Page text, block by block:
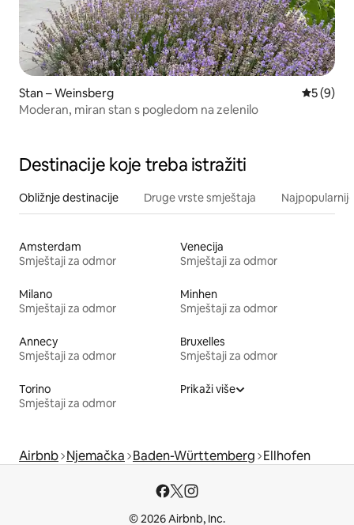
Stan – Weinsberg
5 (9)
Moderan, miran stan s pogledom na zelenilo
Destinacije koje treba istražiti
Obližnje destinacije Druge vrste smještaja
Amsterdam
Smještaji za odmor
Venecija
Smještaji za odmor
Milano
Smještaji za odmor
Minhen
Smještaji za odmor
Annecy
Smještaji za odmor
Bruxelles
Smještaji za odmor
Torino
Smještaji za odmor
Prikaži više
Airbnb Njemačka Baden-Württemberg Ellhofen
© 2026 Airbnb, Inc.